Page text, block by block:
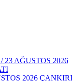
AĞUSTOS 2026
2026 ÇANKIRI